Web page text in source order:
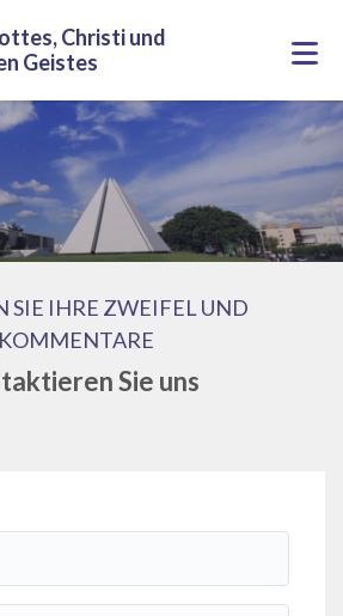
Christi und
Geistes
SIE IHRE ZWEIFEL UND
KOMMENTARE
Sie uns